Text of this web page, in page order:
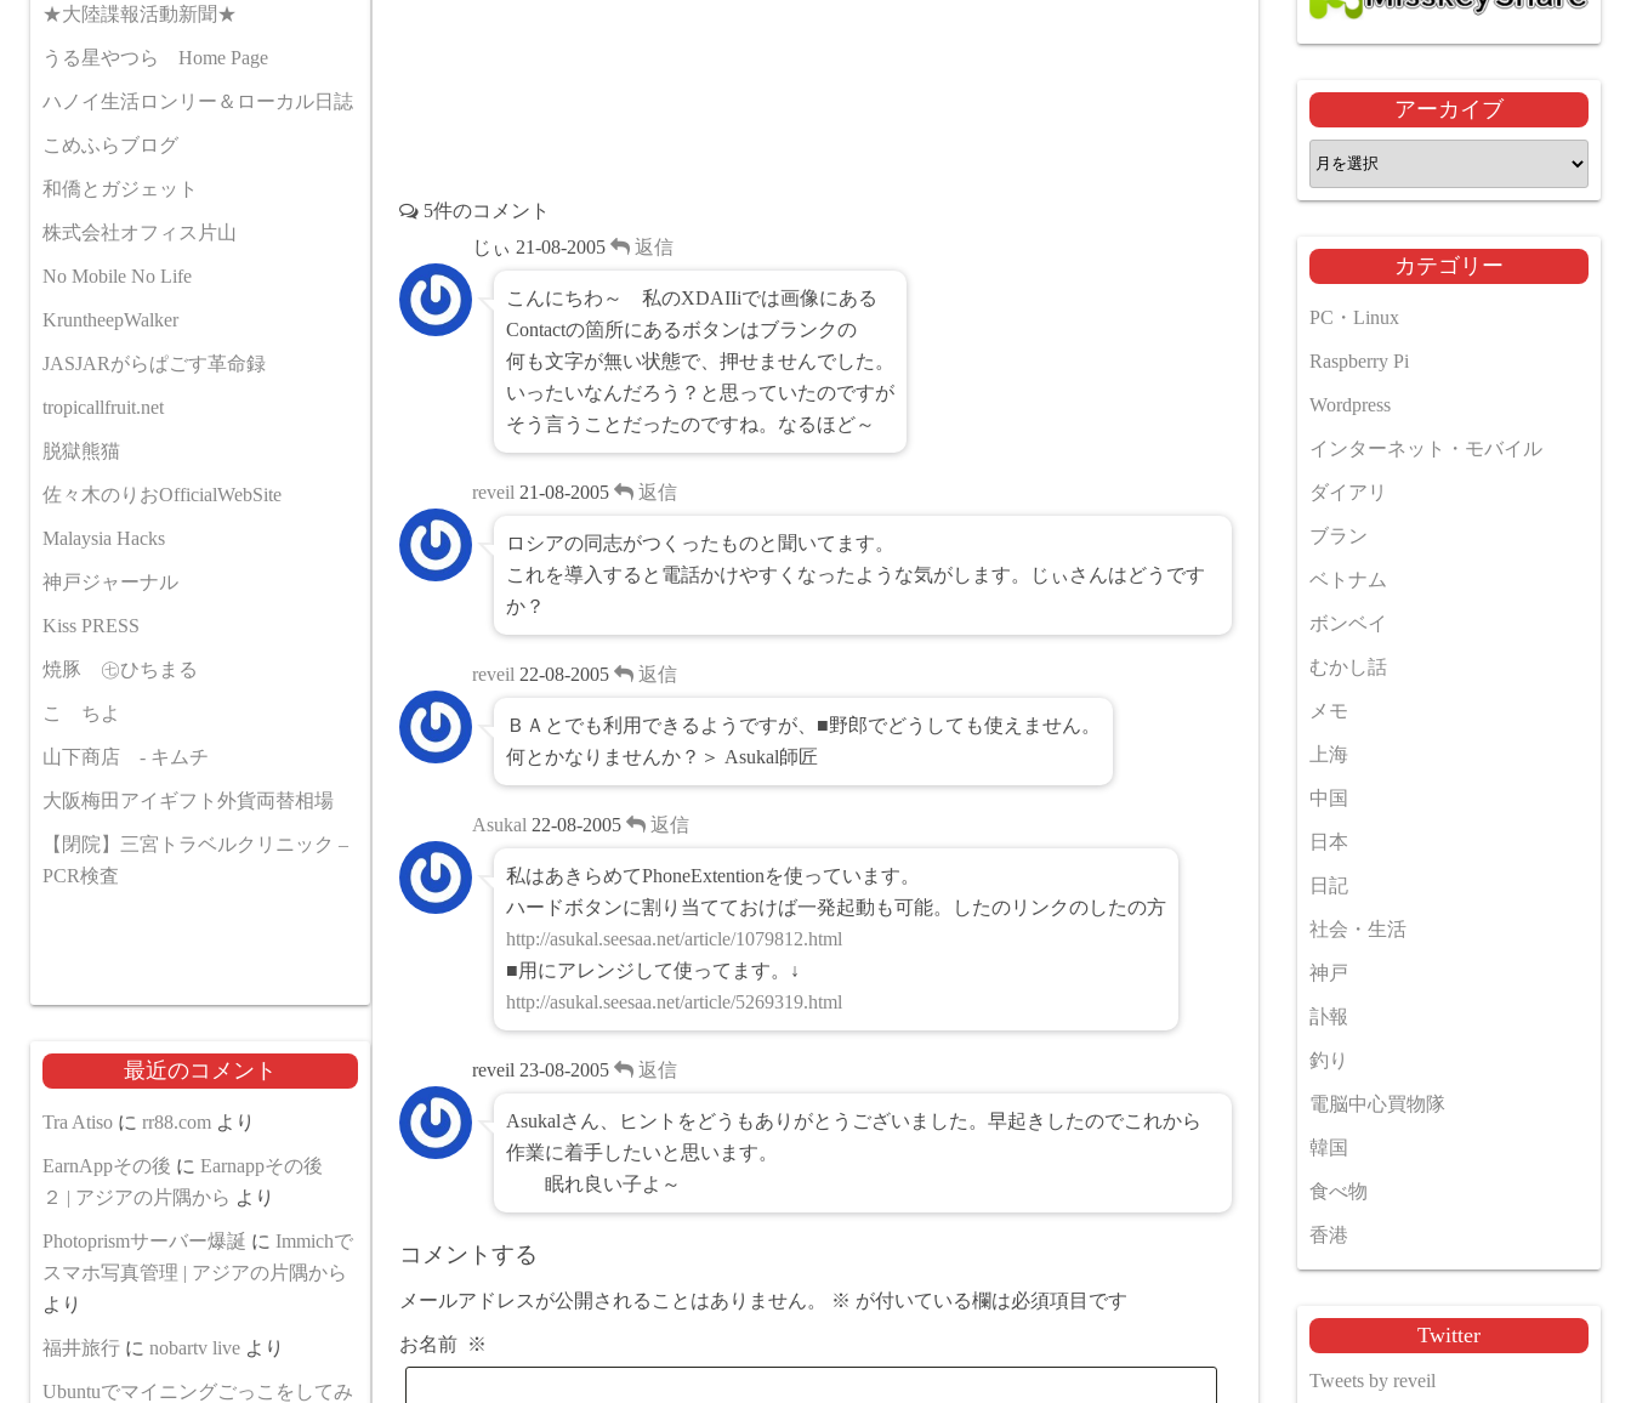
5件のコメント
じぃ 21-08-2005 返信
こんにちわ～ 私のXDAIIiでは画像にある
Contactの箇所にあるボタンはブランクの
何も文字が無い状態で、押せませんでした。
いったいなんだろう？と思っていたのですが
そう言うことだったのですね。なるほど～
reveil 21-08-2005 返信
ロシアの同志がつくったものと聞いてます。
これを導入すると電話かけやすくなったような気がします。じぃさんはどうです
か？
reveil 22-08-2005 返信
ＢＡとでも利用できるようですが、■野郎でどうしても使えません。
何とかなりませんか？＞ Asukal師匠
Asukal 22-08-2005 返信
私はあきらめてPhoneExtentionを使っています。
ハードボタンに割り当てておけば一発起動も可能。したのリンクのしたの方
http://asukal.seesaa.net/article/1079812.html
■用にアレンジして使ってます。↓
http://asukal.seesaa.net/article/5269319.html
reveil 23-08-2005 返信
Asukalさん、ヒントをどうもありがとうございました。早起きしたのでこれから
作業に着手したいと思います。
眠れ良い子よ～
コメントする
メールアドレスが公開されることはありません。 ※ が付いている欄は必須項目です
お名前 ※
★大陸諜報活動新聞★
うる星やつら Home Page
ハノイ生活ロンリー＆ローカル日誌
こめふらブログ
和僑とガジェット
株式会社オフィス片山
No Mobile No Life
KruntheepWalker
JASJARがらぱごす革命録
tropicallfruit.net
脱獄熊猫
佐々木のりおOfficialWebSite
Malaysia Hacks
神戸ジャーナル
Kiss PRESS
焼豚 ㊆ひちまる
こゝちよ
山下商店 - キムチ
大阪梅田アイギフト外貨両替相場
【閉院】三宮トラベルクリニック –
PCR検査
最近のコメント
Tra Atiso に rr88.com より
EarnAppその後 に Earnappその後
２ | アジアの片隅から より
Photoprismサーバー爆誕 に Immichで
スマホ写真管理 | アジアの片隅から
より
福井旅行 に nobartv live より
Ubuntuでマイニングごっこをしてみ
アーカイブ
ア
ー
イ
ブ
カテゴリー
PC・Linux
Raspberry Pi
Wordpress
インターネット・モバイル
ダイアリ
ブラン
ベトナム
ボンベイ
むかし話
メモ
上海
中国
日本
日記
社会・生活
神戸
訃報
釣り
電脳中心買物隊
韓国
食べ物
香港
Twitter
Tweets by reveil